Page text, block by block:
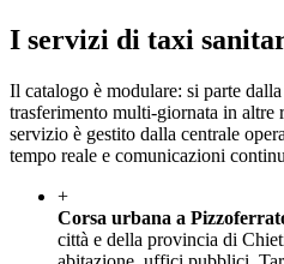
I servizi di taxi
Il catalogo è modulare: si parte
trasferimento multi-giornata in altre
servizio è gestito dalla centrale
tempo reale e comunicazioni
+
Corsa urbana a
città e della provincia di